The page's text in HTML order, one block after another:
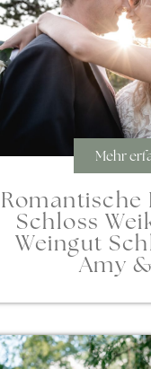
Mehr
Romantische
Schloss
Weingut
Amy